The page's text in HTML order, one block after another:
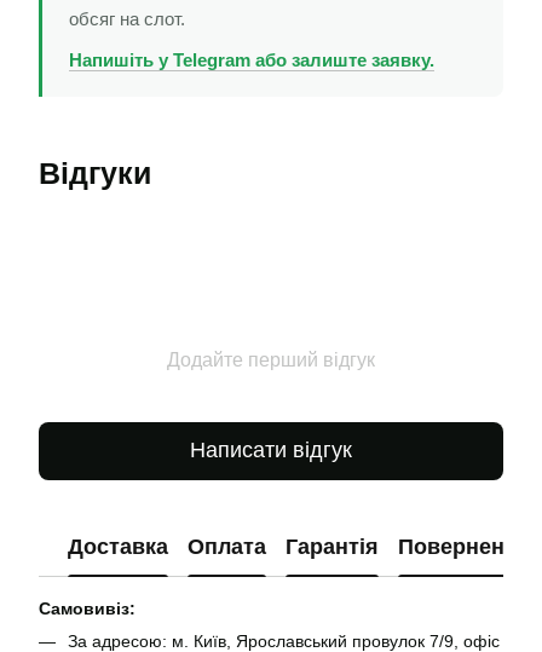
обсяг на слот.
Напишіть у Telegram або залиште заявку.
Відгуки
Додайте перший відгук
Написати відгук
Доставка Оплата Гарантія Повернення
Самовивіз:
За адресою: м. Київ, Ярославський провулок 7/9, офіс